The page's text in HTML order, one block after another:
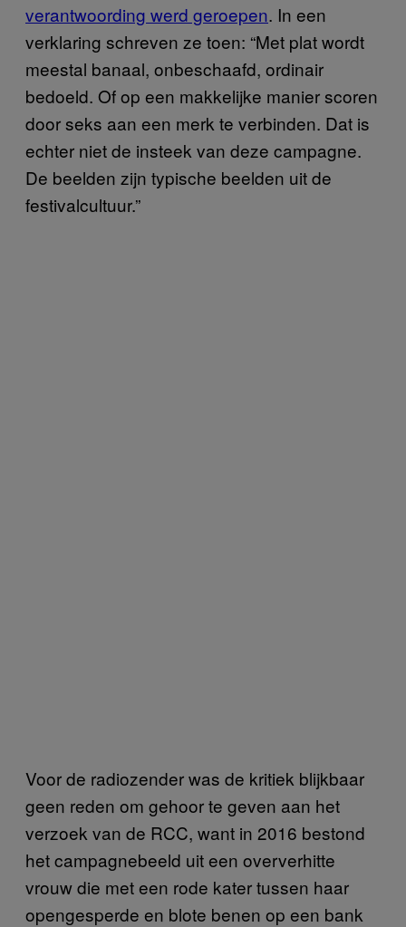
verantwoording werd geroepen. In een
verklaring schreven ze toen: “Met plat wordt
meestal banaal, onbeschaafd, ordinair
bedoeld. Of op een makkelijke manier scoren
door seks aan een merk te verbinden. Dat is
echter niet de insteek van deze campagne.
De beelden zijn typische beelden uit de
festivalcultuur.”
Voor de radiozender was de kritiek blijkbaar
geen reden om gehoor te geven aan het
verzoek van de RCC, want in 2016 bestond
het campagnebeeld uit een oververhitte
vrouw die met een rode kater tussen haar
opengesperde en blote benen op een bank